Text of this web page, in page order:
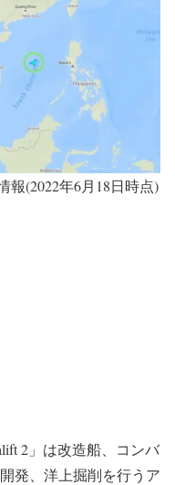
報(2022年6月18日時点)
2」は改造船、コンバ
発、洋上掘削を行うア